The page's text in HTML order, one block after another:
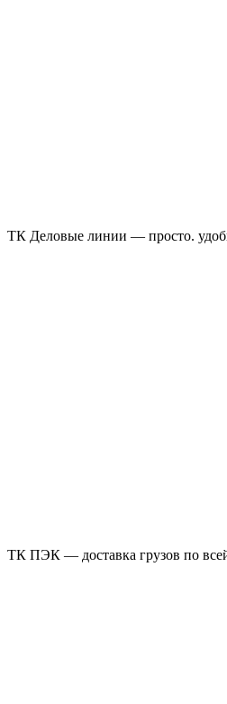
ТК Деловые линии — просто.
ТК ПЭК — доставка грузов по